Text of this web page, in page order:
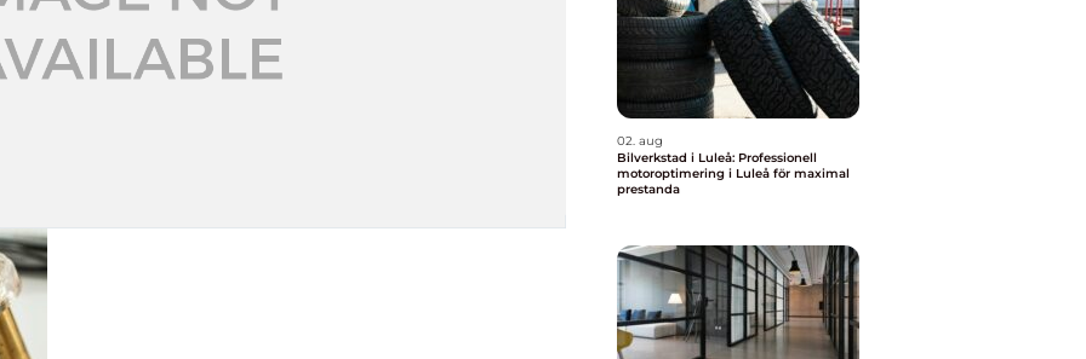
02. aug
Bilverkstad i Luleå: Professionell
motoroptimering i Luleå för maximal
prestanda